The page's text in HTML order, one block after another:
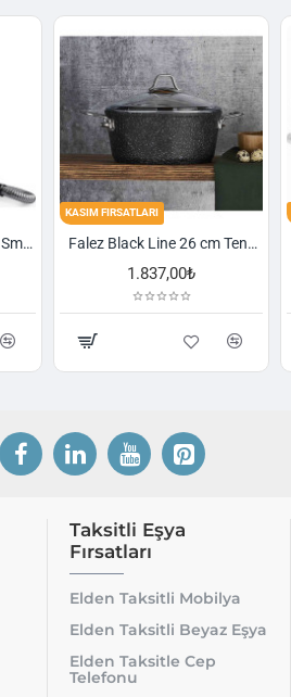
KASIM FIRSATLARI
Falez Black Line 26 cm Tencere
KASIM
Taksitli Eşya
Fırsatları
Elden Taksitli Mobilya
Elden Taksitli Beyaz Eşya
Elden Taksitle Cep
Telefonu